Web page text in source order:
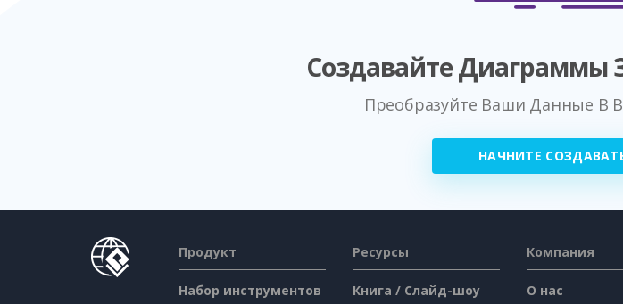
Создавайте Диаграммы
Преобразуйте Ваши Данные В
НАЧНИТЕ
Продукт
Набор инструментов
Ресурсы
Книга / Слайд-шоу
Компания
О нас